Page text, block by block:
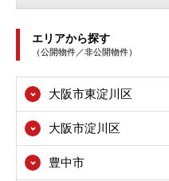
エリアから探す
（公開物件／非公開物件）
大阪市東淀川区
大阪市淀川区
豊中市